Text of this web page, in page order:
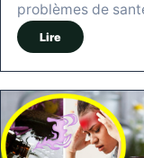
problèmes de
Lire